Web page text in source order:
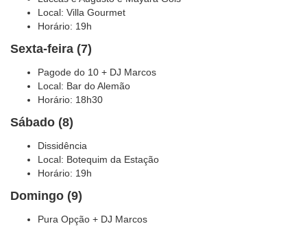
Local: Villa Gourmet
Horário: 19h
Sexta-feira (7)
Pagode do 10 + DJ Marcos
Local: Bar do Alemão
Horário: 18h30
Sábado (8)
Dissidência
Local: Botequim da Estação
Horário: 19h
Domingo (9)
Pura Opção + DJ Marcos